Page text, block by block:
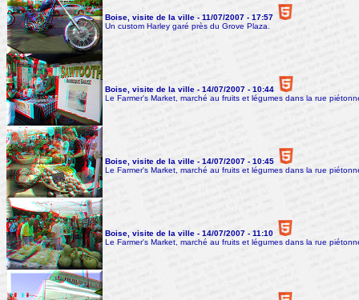
Boise, visite de la ville - 11/07/2007 - 17:57
Un custom Harley garé près du Grove Plaza.
Boise, visite de la ville - 14/07/2007 - 10:44
Le Farmer's Market, marché au fruits et légumes dans la rue
Boise, visite de la ville - 14/07/2007 - 10:45
Le Farmer's Market, marché au fruits et légumes dans la rue
Boise, visite de la ville - 14/07/2007 - 11:10
Le Farmer's Market, marché au fruits et légumes dans la rue